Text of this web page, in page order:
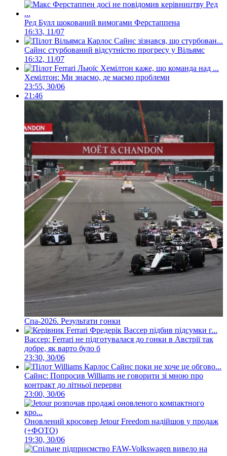
Ред Булл шокований вимогами Ферстаппена
16:33, 11/07
Сайнс стурбований відсутністю прогресу у Вільямс
16:32, 11/07
Хемілтон: Ми знаємо, де маємо проблеми
23:55, 30/06
21:46
Спа-2026. Результати гонки
Вассер: Ferrari не підготувалася до гонки в Австрії так
добре, як варто було б
23:30, 30/06
Сайнс: Попросив Williams не говорити зі мною про
контракт до літньої перерви
23:00, 30/06
Оновлений кросовер Jetour Freedom надійшов у продаж
(+ФОТО)
19:30, 30/06